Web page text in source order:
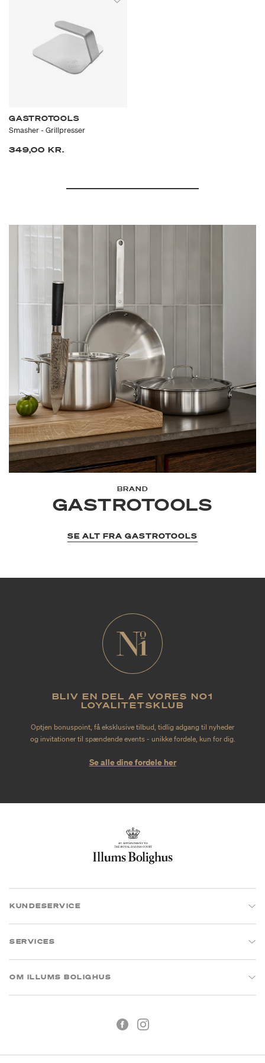
GASTROTOOLS
Smasher - Grillpresser
349,00 KR.
BRAND
GASTROTOOLS
SE ALT FRA GASTROTOOLS
BLIV EN DEL AF VORES NO1
LOYALITETSKLUB
Optjen bonuspoint, få eksklusive tilbud, tidlig adgang til nyheder
og invitationer til spændende events - unikke fordele, kun for dig.
Se alle dine fordele her
KUNDESERVICE
SERVICES
OM ILLUMS BOLIGHUS